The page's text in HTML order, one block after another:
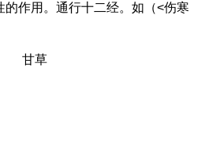
作用。通行十二经。如（<伤寒